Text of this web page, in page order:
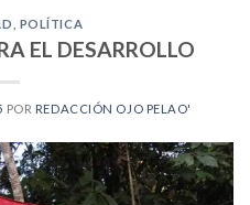
POLÍTICA
EL DESARROLLO
POR REDACCIÓN OJO PELAO'